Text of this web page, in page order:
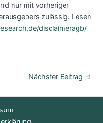
nur mit vorheriger
zulässig. Lesen
disclaimeragb/
Nächster Beitrag →